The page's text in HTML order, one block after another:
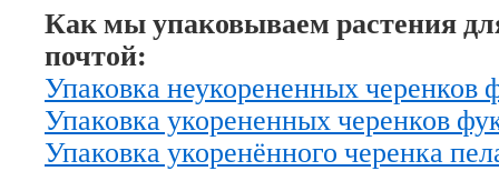
Как мы упаковываем растения
почтой:
Упаковка неукорененных черенков
Упаковка укорененных черенков
Упаковка укоренённого черенка